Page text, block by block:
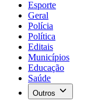
Esporte
Geral
Polícia
Política
Editais
Municípios
Educação
Saúde
Outros